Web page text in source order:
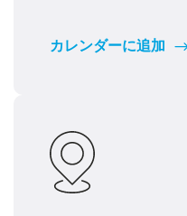
カレンダーに追加